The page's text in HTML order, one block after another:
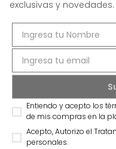
exclusivas y novedades.
Entiendo y acepto los
de mis compras en la
Acepto, Autorizo el
personales.